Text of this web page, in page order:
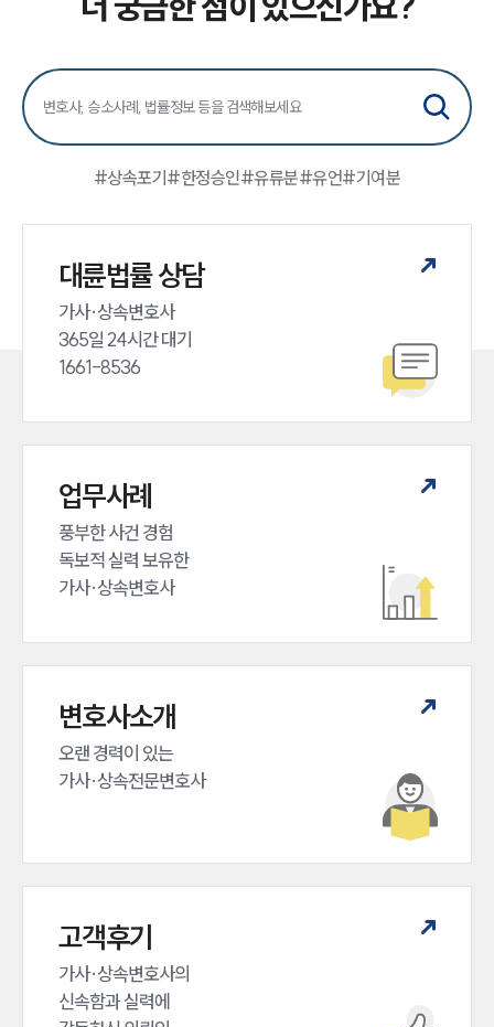
사례분석/최신동향
법률정보
법률지식인
고객후기
가사그룹 업무
상속재산계산기(법정상속분)
가사·상속전문변호사
세미나
대륜법률상담예약
대륜법률상담예약
#상속포기 #한정승인#유류분#유언#기여분
대륜법률 상담
가사·상속변호사
365일 24시간 대기
1661-8536
업무사례
풍부한 사건 경험
독보적 실력 보유한
가사·상속변호사
변호사소개
오랜 경력이 있는
가사·상속전문변호사
고객후기
가사·상속변호사의
신속함과 실력에